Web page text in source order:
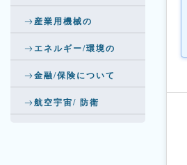
産業用機械の
エネルギー/環境の
金融/保険について
航空宇宙/ 防衛